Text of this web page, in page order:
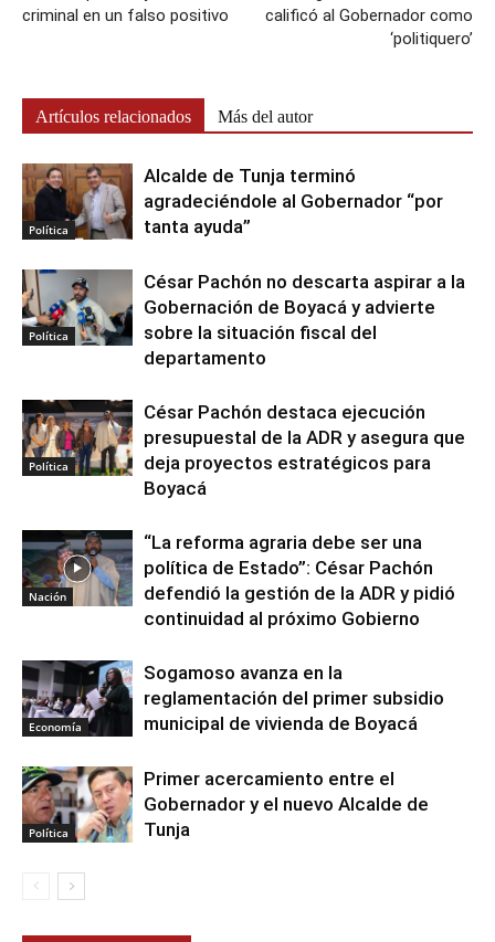
criminal en un falso positivo
calificó al Gobernador como
‘politiquero’
Artículos relacionados Más del autor
Política
Alcalde de Tunja terminó
agradeciéndole al Gobernador “por
tanta ayuda”
Política
César Pachón no descarta aspirar a la
Gobernación de Boyacá y advierte
sobre la situación fiscal del
departamento
Política
César Pachón destaca ejecución
presupuestal de la ADR y asegura que
deja proyectos estratégicos para
Boyacá
Nación
“La reforma agraria debe ser una
política de Estado”: César Pachón
defendió la gestión de la ADR y pidió
continuidad al próximo Gobierno
Economía
Sogamoso avanza en la
reglamentación del primer subsidio
municipal de vivienda de Boyacá
Política
Primer acercamiento entre el
Gobernador y el nuevo Alcalde de
Tunja